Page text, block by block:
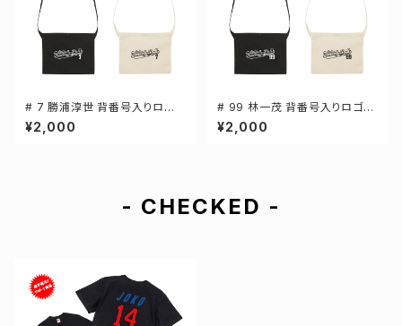
# 7 勝浦淳世 背番号入りロゴ
キャンバスサコッシュ 選手還元
2カラー 001461
¥2,000
# 99 林一茂 背番号入りロゴ
キャンバスサコッシュ 選手還元
2カラー 001461
¥2,000
- CHECKED -